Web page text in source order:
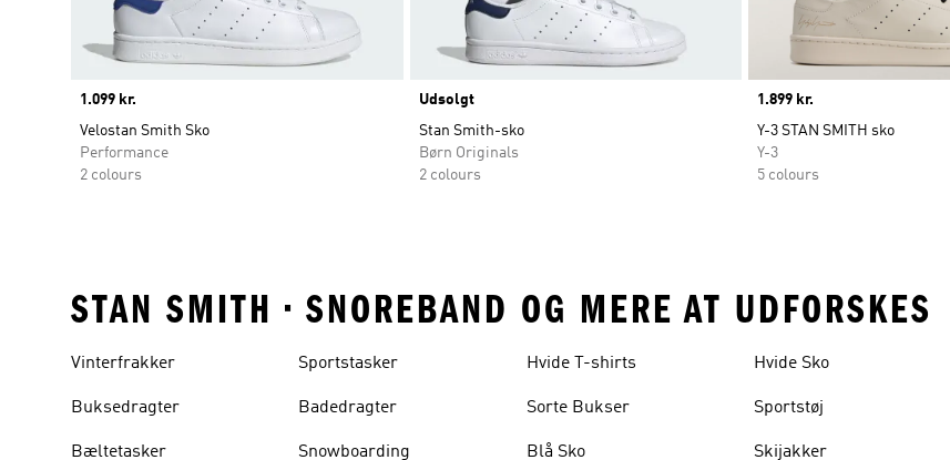
Price
1.099 kr.
Velostan Smith Sko
Performance
2 colours
Udsolgt
Stan Smith-sko
Børn Originals
2 colours
Price
1.899 kr.
Y-3 STAN SMITH sko
Y-3
5 colours
STAN SMITH • SNOREBAND OG MERE AT UDFORSKES
Vinterfrakker
Buksedragter
Bæltetasker
Sportstasker
Badedragter
Snowboarding
Hvide T-shirts
Sorte Bukser
Blå Sko
Hvide Sko
Sportstøj
Skijakker